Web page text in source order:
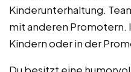
Kinderunterhaltung.
mit anderen Promotern.
Kindern oder in der